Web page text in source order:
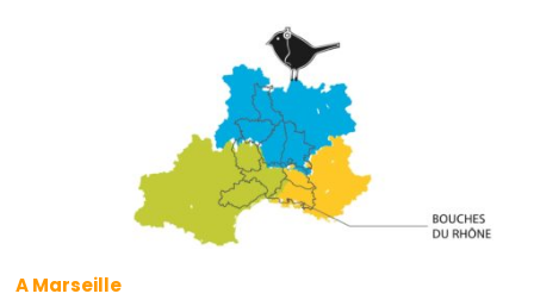
A Marseille